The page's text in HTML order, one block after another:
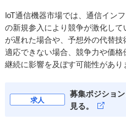
IoT通信機器市場では、通信イン
の新規参入により競争が激化し
が遅れた場合や、予想外の代替
適応できない場合、競争力や価
継続に影響を及ぼす可能性があり
求人
募集ポジショ
見る。